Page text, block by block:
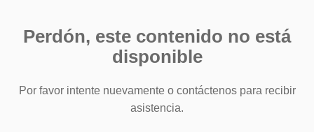
Perdón, este contenido no está
disponible
Por favor intente nuevamente o contáctenos para recibir
asistencia.